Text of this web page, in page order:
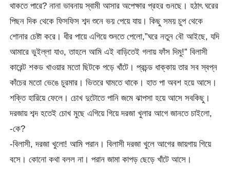
থাকতে পারে? নানা ভাবনায় স্বামী আসার অপেক্ষার প্রহর গুনছে। হঠাৎ ঘরের
পিছন দিক থেকে ফিসফিস শব্দ শুনে ভয় পেয়ে যায়। কিছু সময় চুপ থেকে
শোনার চেষ্টা করে। ধীর পায়ে এগিয়ে শুনতে পেলো,”ঘরে নতুন বৌ আইছে, যদি
আমারে ভুইল্লা যাও, তাহলে আমি এই বাড়িতেই গলায় ফাঁস দিমু!” বিলাসী
কারেন্ট শকড খাওয়ার মতো ছিটকে পড়ে খাঁটে। প্রচন্ড ধাক্কায় তার সব স্বপ্ন
কাঁচের মতো ভেঙে চুরমার। ভিতরে ঘামতে থাকে। হাত পা অবশ হয়ে আসে।
শক্তি হারিয়ে ফেলে। চোখ দুটোতে পানি জমে ঝাপসা হয়ে আসে সবকিছু।
দরজায় শব্দ হতেই চোখ মুছে এগিয়ে গিয়ে দরজা খুলার আগে জানতে চাইলো,
-কে?
-বিলাসী, দরজা খুলো! আমি পরান। বিলাসী দরজা খুলে আগের জায়গায় গিয়ে
বসে। কোনো কথা বলল না। পরান জামা কাপড় ছেড়ে খাঁটে আসে।